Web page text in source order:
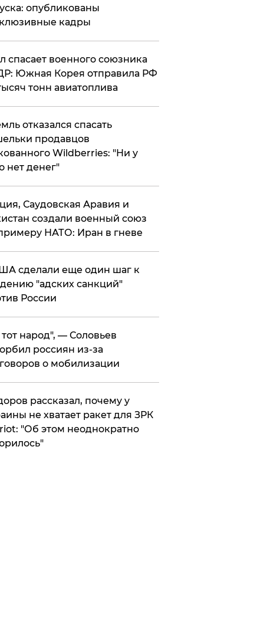
опубликованы
кадры
спасает военного союзника
Южная Корея отправила РФ
тонн авиатоплива
отказался спасать
продавцов
Wildberries: "Ни у
нет денег"
Саудовская Аравия и
создали военный союз
НАТО: Иран в гневе
сделали еще один шаг к
"адских санкций"
России
народ", — Соловьев
россиян из-за
о мобилизации
рассказал, почему у
не хватает ракет для ЗРК
"Об этом неоднократно